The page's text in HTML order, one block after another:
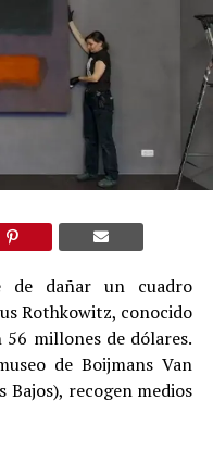
de dañar un cuadro
Rothkowitz, conocido
millones de dólares.
de Boijmans Van
Bajos), recogen medios